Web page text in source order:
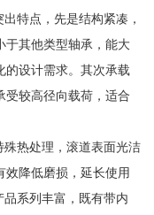
特点，先是结构紧凑，
于其他类型轴承，能大
的设计需求。其次承载
受较高径向载荷，适合
热处理，滚道表面光洁
效降低磨损，延长使用
系列丰富，既有带内